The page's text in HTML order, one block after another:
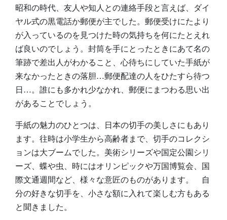
昭和の時代、友人や知人との連絡手段と言えば、ダイ
ヤル式の黒電話か郵便が主でした。郵便受けにたより
が入っているのを見つけた時の気持ちを何にたとえれ
ば良いのでしょう。封筒を手にとったときにあて名の
筆跡で差出人がわかること、心待ちにしていた手紙が
来なかったときの落胆…郵便配達の人をひたすら待つ
日…。誰にも多かれ少なかれ、郵便にまつわる思い出
があることでしょう。
手紙の魅力のひとつは、日本の切手の美しさにもあり
ます。往時は小学生から高齢者まで、切手のコレクシ
ョンは大ブームでした。美術シリーズや国定公園シリ
ーズ、蝶や虫、時にはオリンピックや万国博覧会、国
際文通週間など、様々な意匠のものがあります。 自
分の好きな切手を、小さな額に入れて楽しむ方もある
と聞きました。